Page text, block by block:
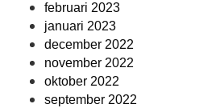
februari 2023
januari 2023
december 2022
november 2022
oktober 2022
september 2022